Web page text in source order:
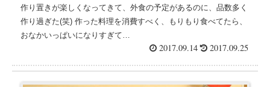
作り置きが楽しくなってきて、外食の予定があるのに、品数多く
作り過ぎた(笑) 作った料理を消費すべく、もりもり食べてたら、
おなかいっぱいになりすぎて…
2017.09.14 2017.09.25